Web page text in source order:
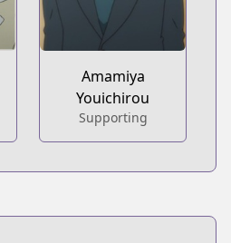
Amamiya
Youichirou
Supporting